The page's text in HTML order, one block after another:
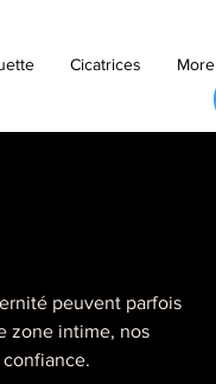
Cicatrices More
peuvent parfois
zone intime, nos